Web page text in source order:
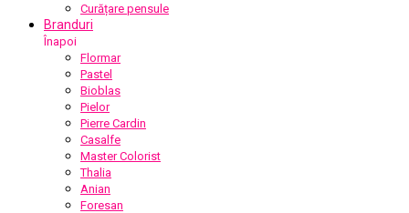
Curățare pensule
Branduri
Înapoi
Flormar
Pastel
Bioblas
Pielor
Pierre Cardin
Casalfe
Master Colorist
Thalia
Anian
Foresan